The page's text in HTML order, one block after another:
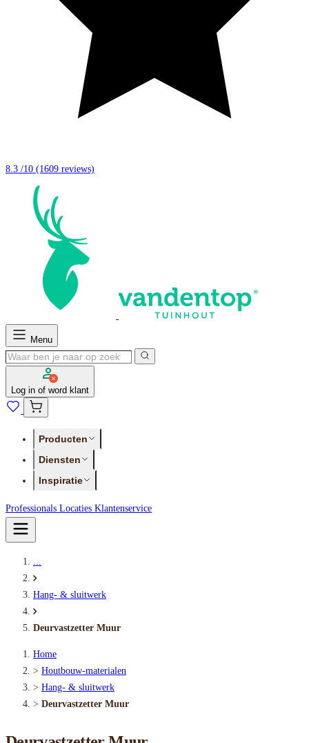
8.3 /10 (1609 reviews)
Menu
Log in of word klant
Producten
Diensten
Inspiratie
Professionals Locaties Klantenservice
...
Hang- & sluitwerk
Deurvastzetter Muur
Home
> Houtbouw-materialen
> Hang- & sluitwerk
> Deurvastzetter Muur